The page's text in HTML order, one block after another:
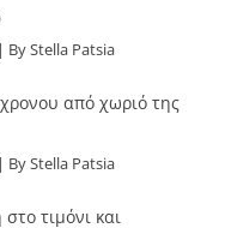
By Stella Patsia
από χωριό της
By Stella Patsia
τιμόνι και